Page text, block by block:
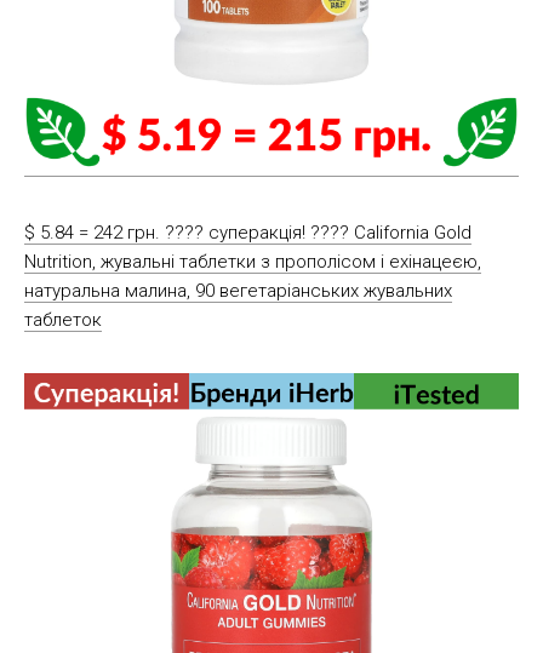
$ 5.84 = 242 грн. ???? cуперакція! ???? California Gold
Nutrition, жувальні таблетки з прополісом і ехінацеєю,
натуральна малина, 90 вегетаріанських жувальних
таблеток